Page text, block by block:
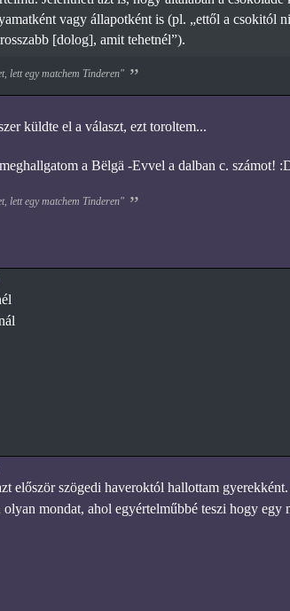
vagy állapotként is (pl. „ettől a csokitól
[dolog], amit tehetnél”).
lett egy matchem Tinderen"
küldte el a választ, ezt toroltem...
a Bëlgä -Evvel a dalban c. számot!
lett egy matchem Tinderen"
először szögedi haveroktól hallottam
mondat, ahol egyértelműbbé teszi hogy